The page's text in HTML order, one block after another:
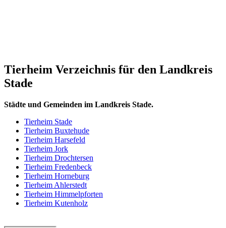
Tierheim Verzeichnis für den Landkreis
Stade
Städte und Gemeinden im Landkreis Stade.
Tierheim Stade
Tierheim Buxtehude
Tierheim Harsefeld
Tierheim Jork
Tierheim Drochtersen
Tierheim Fredenbeck
Tierheim Horneburg
Tierheim Ahlerstedt
Tierheim Himmelpforten
Tierheim Kutenholz